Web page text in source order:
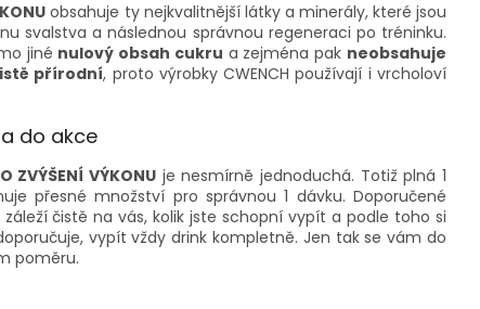
obsahuje ty nejkvalitnější látky a minerály, které jsou
svalstva a následnou správnou regeneraci po tréninku.
jiné nulový obsah cukru a zejména pak neobsahuje
přírodní, proto výrobky CWENCH používají i vrcholoví
do akce
ZVÝŠENÍ VÝKONU je nesmírně jednoduchá. Totiž plná 1
přesné množství pro správnou 1 dávku. Doporučené
čistě na vás, kolik jste schopní vypít a podle toho si
vypít vždy drink kompletně. Jen tak se vám do
poměru.